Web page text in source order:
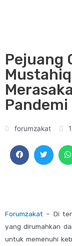
Pejuang
Pandemi
forumzakat
Forumzakat – Di
yang dirumahkan
untuk memenuhi